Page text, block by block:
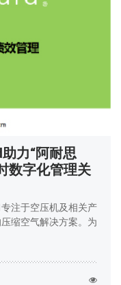
力“阿耐思
数字化管理关
注于空压机及相关产
缩空气解决方案。为